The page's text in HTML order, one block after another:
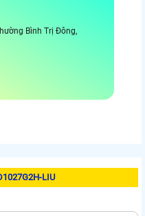
Bình Trị Đông,
LIU